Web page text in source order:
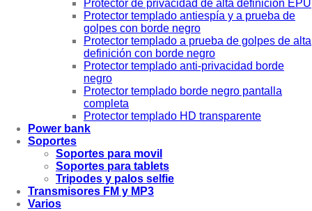
Protector de privacidad de alta definición EPU
Protector templado antiespía y a prueba de
golpes con borde negro
Protector templado a prueba de golpes de alta
definición con borde negro
Protector templado anti-privacidad borde
negro
Protector templado borde negro pantalla
completa
Protector templado HD transparente
Power bank
Soportes
Soportes para movil
Soportes para tablets
Tripodes y palos selfie
Transmisores FM y MP3
Varios